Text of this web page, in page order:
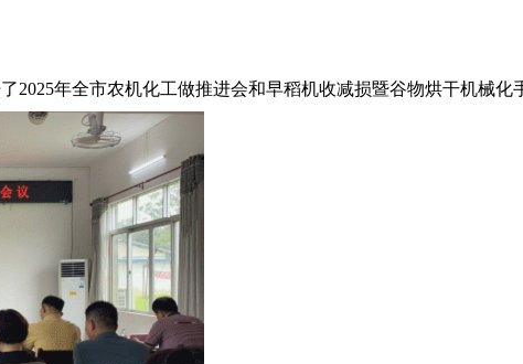
年全市农机化工做推进会和早稻机收减损暨谷物烘干机械化